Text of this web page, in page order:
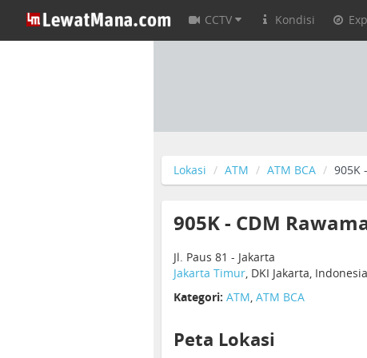
CCTV Kondisi
Lokasi ATM ATM BCA 905K
905K - CDM
Jl. Paus 81 - Jakarta
Jakarta Timur, DKI Jakarta,
Kategori: ATM, ATM BCA
Peta Lokasi